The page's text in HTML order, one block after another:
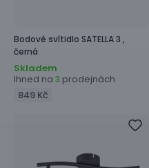
Bodové svítidlo SATELLA 3 ,
černá
Skladem
Ihned na 3 prodejnách
849 Kč